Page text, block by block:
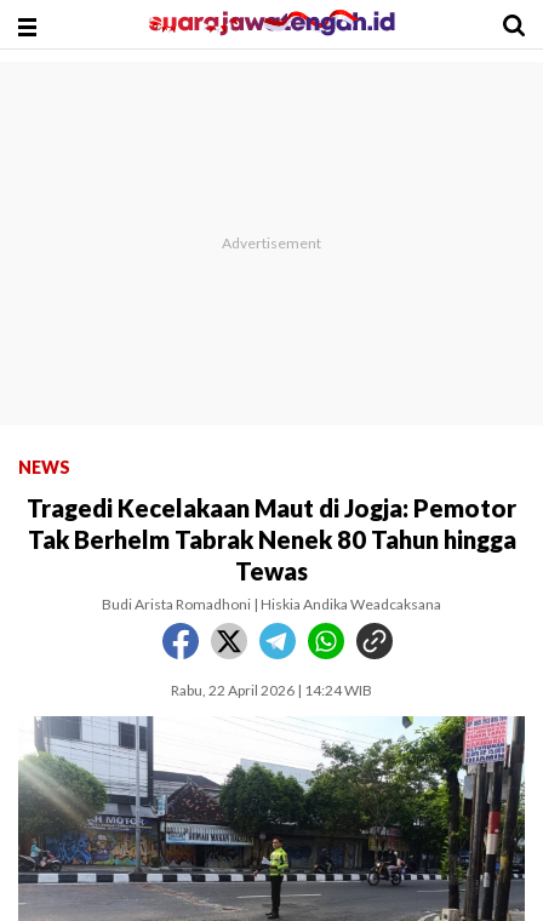
NEWS
Tragedi Kecelakaan Maut di Jogja: Pemotor
Tak Berhelm Tabrak Nenek 80 Tahun hingga
Tewas
Budi Arista Romadhoni | Hiskia Andika Weadcaksana
Rabu, 22 April 2026 | 14:24 WIB